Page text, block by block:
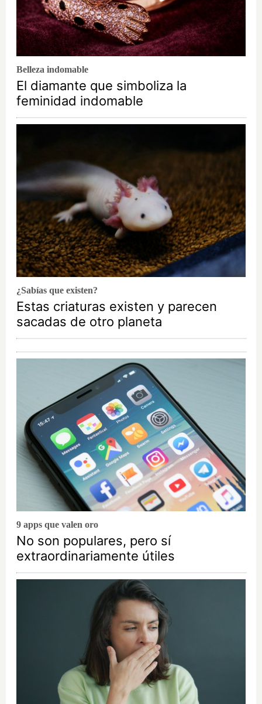
Belleza indomable
El diamante que simboliza la
feminidad indomable
¿Sabías que existen?
Estas criaturas existen y parecen
sacadas de otro planeta
9 apps que valen oro
No son populares, pero sí
extraordinariamente útiles